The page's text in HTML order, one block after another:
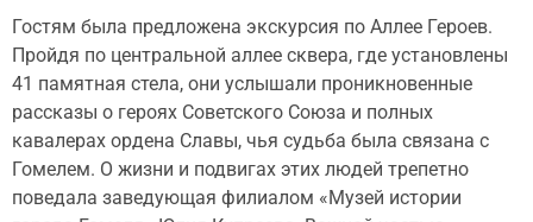
Гостям была предложена экскурсия по Аллее Героев.
Пройдя по центральной аллее сквера, где установлены
41 памятная стела, они услышали проникновенные
рассказы о героях Советского Союза и полных
кавалерах ордена Славы, чья судьба была связана с
Гомелем. О жизни и подвигах этих людей трепетно
поведала заведующая филиалом «Музей истории